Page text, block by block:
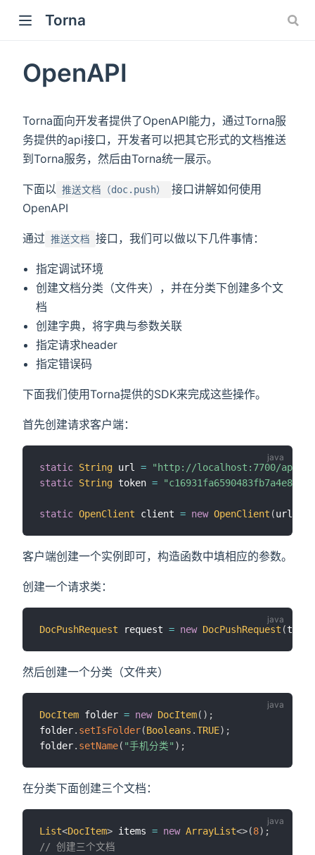
Torna
OpenAPI
Torna面向开发者提供了OpenAPI能力，通过Torna服
务提供的api接口，开发者可以把其它形式的文档推送
到Torna服务，然后由Torna统一展示。
下面以 推送文档（doc.push）
接口讲解如何使用
OpenAPI
通过 推送文档 接口，我们可以做以下几件事情：
指定调试环境
创建文档分类（文件夹），并在分类下创建多个文
档
创建字典，将字典与参数关联
指定请求header
指定错误码
下面我们使用Torna提供的SDK来完成这些操作。
首先创建请求客户端：
static String url = "http://localhost:7700/api"
static String token =
static OpenClient client = new OpenClient (url
客户端创建一个实例即可，构造函数中填相应的参数。
创建一个请求类：
DocPushRequest request = new DocPushRequest (token
然后创建一个分类（文件夹）
DocItem folder = new DocItem( ) ;
folder. setIsFolder(Booleans .TRUE) ;
folder. setName( "手机分类" ) ;
在分类下面创建三个文档：
List<DocItem> items = new ArrayList<>(8) ;
// 创建三个文档